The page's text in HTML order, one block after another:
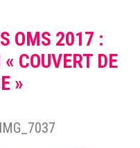
OMS 2017 :
COUVERT DE
»